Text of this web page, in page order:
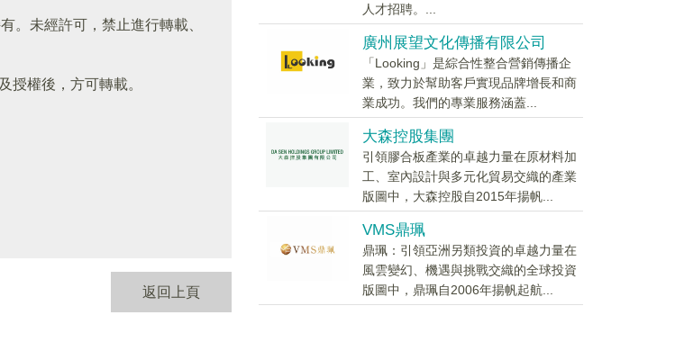
。未經許可，禁止進行轉載、
授權後，方可轉載。
返回上頁
人才招聘。...
廣州展望文化傳播有限公司
「Looking」是綜合性整合營銷傳播企
業，致力於幫助客戶實現品牌增長和商
業成功。我們的專業服務涵蓋...
大森控股集團
引領膠合板產業的卓越力量在原材料加
工、室內設計與多元化貿易交織的產業
版圖中，大森控股自2015年揚帆...
VMS鼎珮
鼎珮：引領亞洲另類投資的卓越力量在
風雲變幻、機遇與挑戰交織的全球投資
版圖中，鼎珮自2006年揚帆起航...